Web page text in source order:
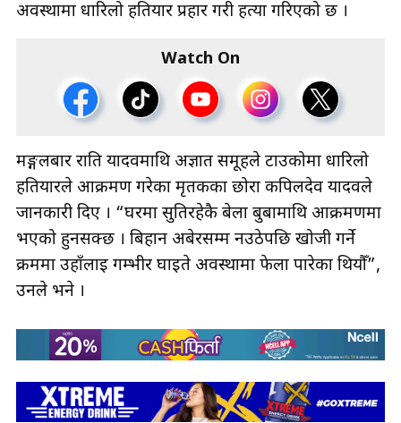
अवस्थामा धारिलो हतियार प्रहार गरी हत्या गरिएको छ ।
Watch On
मङ्गलबार राति यादवमाथि अज्ञात समूहले टाउकोमा धारिलो
हतियारले आक्रमण गरेका मृतकका छोरा कपिलदेव यादवले
जानकारी दिए । “घरमा सुतिरहेकै बेला बुबामाथि आक्रमणमा
भएको हुनसक्छ । बिहान अबेरसम्म नउठेपछि खोजी गर्ने
क्रममा उहाँलाई गम्भीर घाइते अवस्थामा फेला पारेका थियौँ”,
उनले भने ।